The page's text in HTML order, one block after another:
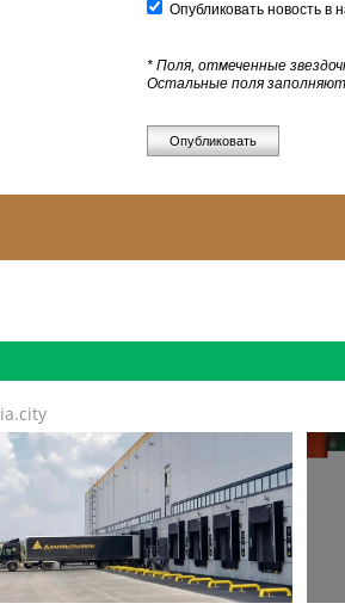
Опубликовать новость в
* Поля, отмеченные
Остальные поля
Опубликовать